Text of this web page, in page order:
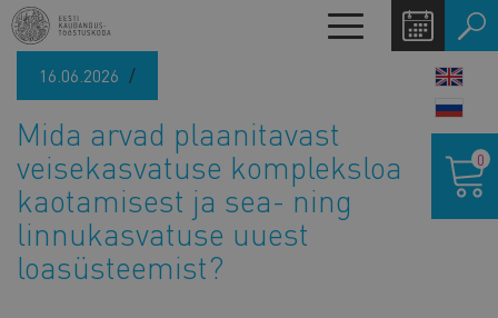
Liigu
edasi
põhisisu
Toggle
navigation
16.06.2026
Mida arvad plaanitavast
veisekasvatuse kompleksloa
kaotamisest ja sea- ning
linnukasvatuse uuest
loasüsteemist?
0